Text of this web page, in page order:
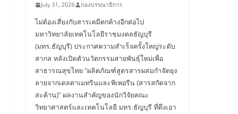
July 31, 2026 กองบรรณาธิการ
ไม่ต้องเสี่ยงกับสารเคมีตกค้างอีกต่อไป
มหาวิทยาลัยเทคโนโลยีราชมงคลธัญบุรี
(มทร.ธัญบุรี) ประกาศความสำเร็จครั้งใหญ่ระดับ
สากล หลังเปิดตัวนวัตกรรมสายพันธุ์ใหม่เพื่อ
สาธารณสุขไทย “ผลิตภัณฑ์สูตรสารผสมกำจัดยุง
ลายจากเดลตาเมทรินและพิเพอรีน (สารสกัดจาก
สะค้าน)” ผลงานสำคัญของนักวิจัยคณะ
วิทยาศาสตร์และเทคโนโลยี มทร.ธัญบุรี ที่ดึงเอา